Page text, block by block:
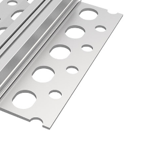
Kanal
Kontakt